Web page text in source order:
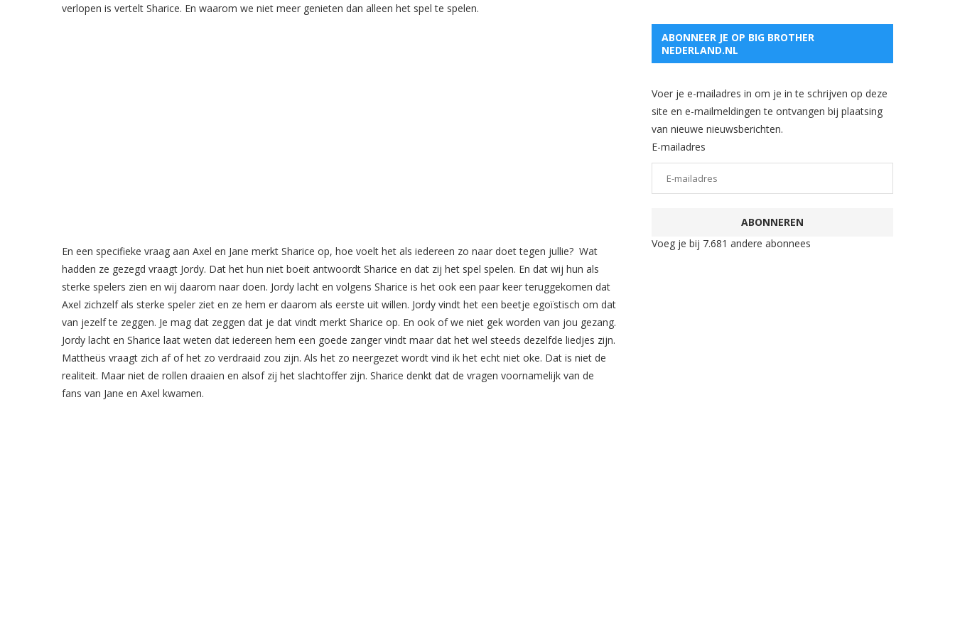
verlopen is vertelt Sharice. En waarom we niet meer genieten dan alleen het spel te spelen.
En een specifieke vraag aan Axel en Jane merkt Sharice op, hoe voelt het als iedereen zo naar doet tegen jullie? Wat
hadden ze gezegd vraagt Jordy. Dat het hun niet boeit antwoordt Sharice en dat zij het spel spelen. En dat wij hun als
sterke spelers zien en wij daarom naar doen. Jordy lacht en volgens Sharice is het ook een paar keer teruggekomen dat
Axel zichzelf als sterke speler ziet en ze hem er daarom als eerste uit willen. Jordy vindt het een beetje egoïstisch om dat
van jezelf te zeggen. Je mag dat zeggen dat je dat vindt merkt Sharice op. En ook of we niet gek worden van jou gezang.
Jordy lacht en Sharice laat weten dat iedereen hem een goede zanger vindt maar dat het wel steeds dezelfde liedjes zijn.
Mattheüs vraagt zich af of het zo verdraaid zou zijn. Als het zo neergezet wordt vind ik het echt niet oke. Dat is niet de
realiteit. Maar niet de rollen draaien en alsof zij het slachtoffer zijn. Sharice denkt dat de vragen voornamelijk van de
fans van Jane en Axel kwamen.
ABONNEER JE OP BIG BROTHER
NEDERLAND.NL
Voer je e-mailadres in om je in te schrijven op deze
site en e-mailmeldingen te ontvangen bij plaatsing
van nieuwe nieuwsberichten.
E-mailadres
ABONNEREN
Voeg je bij 7.681 andere abonnees